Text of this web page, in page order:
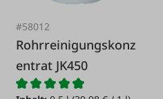
#58012
Rohrreinigungskonz
entrat JK450